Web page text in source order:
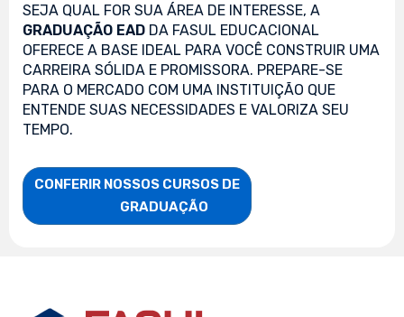
SEJA QUAL FOR SUA ÁREA DE INTERESSE, A
GRADUAÇÃO EAD DA FASUL EDUCACIONAL
OFERECE A BASE IDEAL PARA VOCÊ CONSTRUIR UMA
CARREIRA SÓLIDA E PROMISSORA. PREPARE-SE
PARA O MERCADO COM UMA INSTITUIÇÃO QUE
ENTENDE SUAS NECESSIDADES E VALORIZA SEU
TEMPO.
CONFERIR NOSSOS CURSOS DE
                    GRADUAÇÃO